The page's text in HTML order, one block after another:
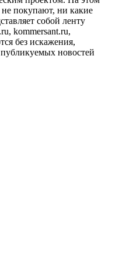
покупают, ни какие
собой ленту
kommersant.ru,
без искажения,
публикуемых новостей